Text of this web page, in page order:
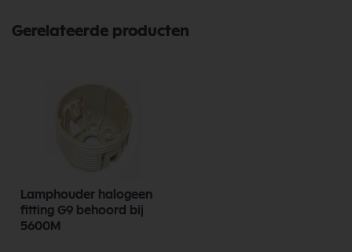
Gerelateerde producten
Lamphouder halogeen
fitting G9 behoord bij
5600M